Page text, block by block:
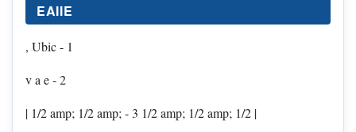
EAIIE
, Ubic - 1
v a e - 2
| 1/2 amp; 1/2 amp; - 3 1/2 amp; 1/2 amp; 1/2 |